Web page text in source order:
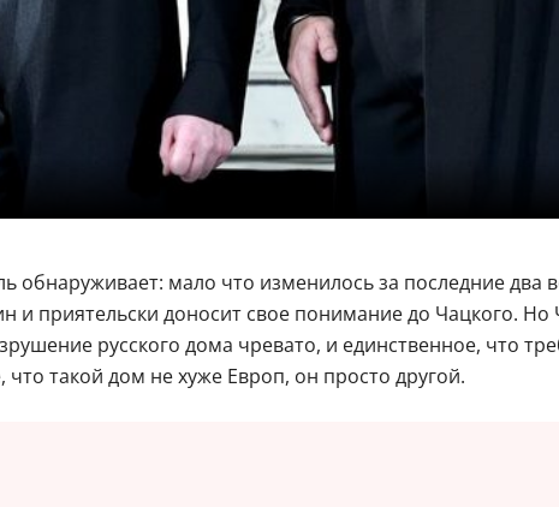
обнаруживает: мало что изменилось за последние два
приятельски доносит свое понимание до Чацкого.
русского дома чревато, и единственное, что
такой дом не хуже Европ, он просто другой.